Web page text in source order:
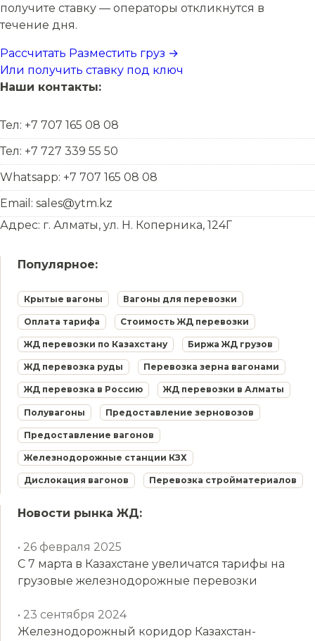
получите ставку — операторы откликнутся в
течение дня.
Рассчитать Разместить груз →
Или получить ставку под ключ
Наши контакты:
Тел: +7 707 165 08 08
Тел: +7 727 339 55 50
Whatsapp: +7 707 165 08 08
Email: sales@ytm.kz
Адрес: г. Алматы, ул. Н. Коперника, 124Г
Популярное:
Крытые вагоны Вагоны для перевозки
Оплата тарифа Стоимость ЖД перевозки
ЖД перевозки по Казахстану Биржа ЖД грузов
ЖД перевозка руды Перевозка зерна вагонами
ЖД перевозка в Россию ЖД перевозки в Алматы
Полувагоны Предоставление зерновозов
Предоставление вагонов
Железнодорожные станции КЗХ
Дислокация вагонов Перевозка стройматериалов
Новости рынка ЖД:
• 26 февраля 2025
С 7 марта в Казахстане увеличатся тарифы на
грузовые железнодорожные перевозки
• 23 сентября 2024
Железнодорожный коридор Казахстан-